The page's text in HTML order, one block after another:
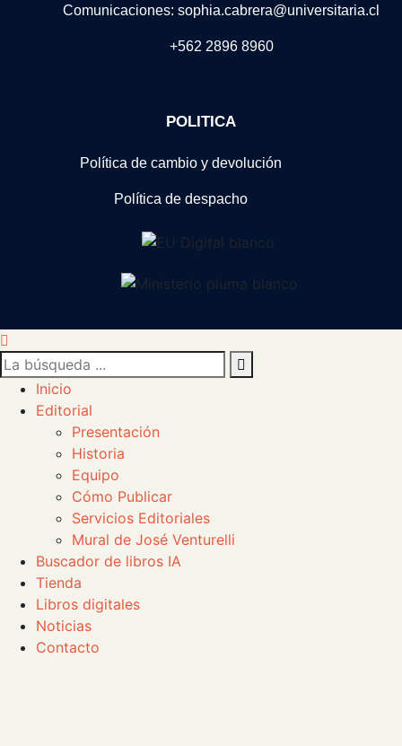
Comunicaciones: sophia.cabrera@universitaria.cl
+562 2896 8960
POLITICA
Política de cambio y devolución
Política de despacho
Inicio
Editorial
Presentación
Historia
Equipo
Cómo Publicar
Servicios Editoriales
Mural de José Venturelli
Buscador de libros IA
Tienda
Libros digitales
Noticias
Contacto